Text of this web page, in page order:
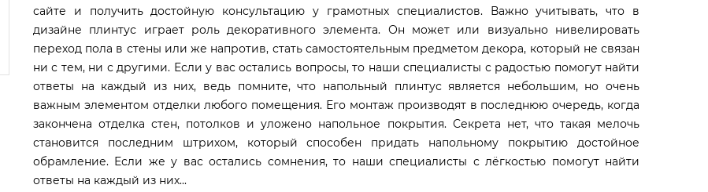
сайте и получить достойную консультацию у грамотных специалистов. Важно учитывать, что в
дизайне плинтус играет роль декоративного элемента. Он может или визуально нивелировать
переход пола в стены или же напротив, стать самостоятельным предметом декора, который не связан
ни с тем, ни с другими. Если у вас остались вопросы, то наши специалисты с радостью помогут найти
ответы на каждый из них, ведь помните, что напольный плинтус является небольшим, но очень
важным элементом отделки любого помещения. Его монтаж производят в последнюю очередь, когда
закончена отделка стен, потолков и уложено напольное покрытия. Секрета нет, что такая мелочь
становится последним штрихом, который способен придать напольному покрытию достойное
обрамление. Если же у вас остались сомнения, то наши специалисты с лёгкостью помогут найти
ответы на каждый из них...